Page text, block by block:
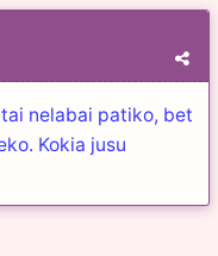
nelabai patiko, bet
Kokia jusu